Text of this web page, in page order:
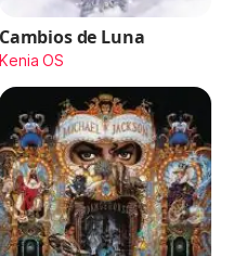
Cambios de Luna
Kenia OS